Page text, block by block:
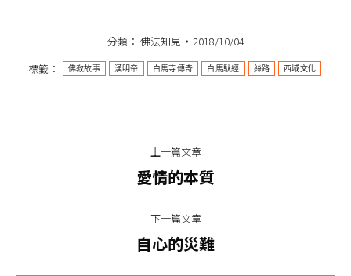
分類： 佛法知見
2018/10/04
標籤：
佛教故事 漢明帝 白馬寺傳奇 白馬馱經 絲路 西域文化
上一篇文章
上
篇
文
愛情的本質
下一篇文章
下
自心的災難